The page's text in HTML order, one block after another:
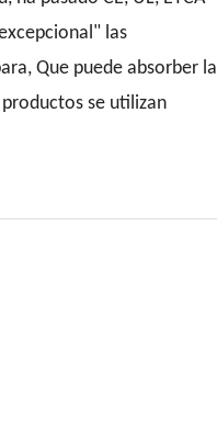
las
Que puede absorber la
se utilizan